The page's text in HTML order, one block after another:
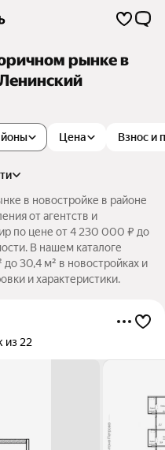
рынке в
Цена Взнос и
в новостройке в районе
от агентств и
по цене от 4 230 000 ₽ до
В нашем каталоге
30,4 м² в новостройках и
и характеристики.
из 22